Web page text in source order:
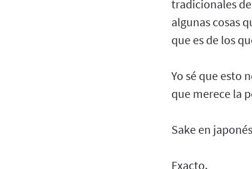
tradicionales
algunas cosas
que es de los
Yo sé que esto
que merece la
Sake en
Exacto.